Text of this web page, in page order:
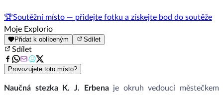
🏆Soutěžní místo — přidejte fotku a získejte bod do soutěže
Moje Explorio
Přidat k oblíbeným Sdílet
Sdílet
Provozujete toto místo?
Naučná stezka K. J. Erbenaje okruh vedoucí městečkem